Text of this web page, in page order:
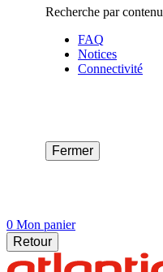
Recherche par contenu
FAQ
Notices
Connectivité
Fermer
0 Mon panier
Retour